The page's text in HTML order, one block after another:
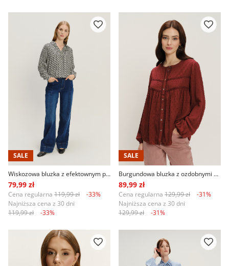
SALE
Wiskozowa bluzka z efektownym printem
79,99 zł
Cena regularna 119,99 zł
-33%
Najniższa cena z 30 dni
119,99 zł
-33%
SALE
Burgundowa bluzka z ozdobnymi detalami
89,99 zł
Cena regularna 129,99 zł
-31%
Najniższa cena z 30 dni
129,99 zł
-31%